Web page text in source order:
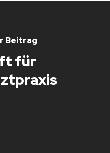
Beitrag
für